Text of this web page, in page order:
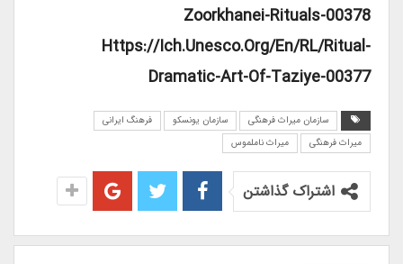
Zoorkhanei-Rituals-00378
Https://ich.unesco.org/en/RL/ritual-
Dramatic-Art-Of-Taziye-00377
سازمان میراث فرهنگی سازمان یونسکو
فرهنگ ایرانی
میراث فرهنگی
میراث ناملموس
اشتراک گذاشتن